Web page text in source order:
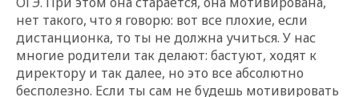
нет такого, что я говорю: вот все плохие, если
дистанционка, то ты не должна учиться. У нас
многие родители так делают: бастуют, ходят к
директору и так далее, но это все абсолютно
бесполезно. Если ты сам не будешь мотивировать